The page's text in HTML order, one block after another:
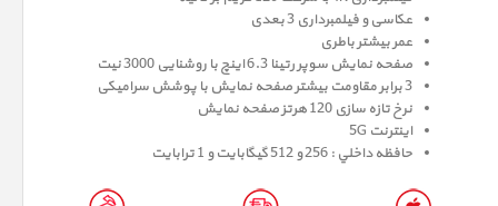
عکاسی و فیلمبرداری 3 بعدی
عمر بیشتر باطری
صفحه نمايش سوپر رتينا 6.3 اينچ با روشنایی 3000 نیت
3 برابر مقاومت بیشتر صفحه نمایش با پوشش سرامیکی
نرخ تازه سازی 120 هرتز صفحه نمایش
اینترنت 5G
حافظه داخلي : 256 و 512 گيگابايت و 1 ترابایت